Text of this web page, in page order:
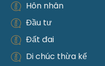
Hôn nhân
Đầu tư
Đất đai
Di chúc thừa kế